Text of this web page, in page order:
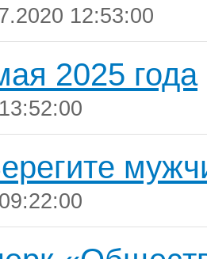
12:53:00
2025 года